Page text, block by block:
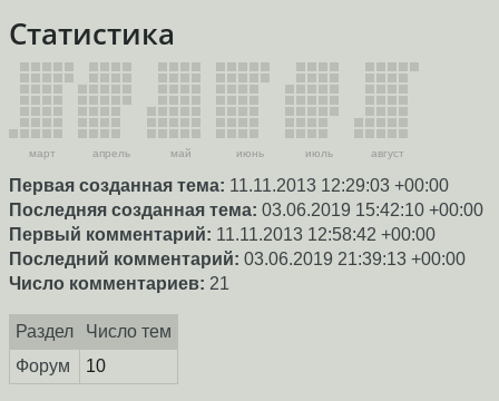
Статистика
март апрель май июнь июль август
Первая созданная тема: 11.11.2013 12:29:03 +00:00
Последняя созданная тема: 03.06.2019 15:42:10 +00:00
Первый комментарий: 11.11.2013 12:58:42 +00:00
Последний комментарий: 03.06.2019 21:39:13 +00:00
Число комментариев: 21
Раздел
Число тем
Форум
10